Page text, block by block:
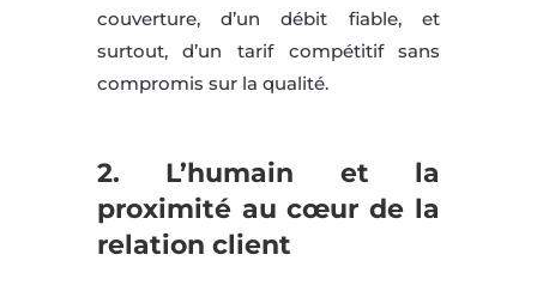
couverture, d’un débit fiable, et
surtout, d’un tarif compétitif sans
compromis sur la qualité.
2. L’humain et la
proximité au cœur de la
relation client